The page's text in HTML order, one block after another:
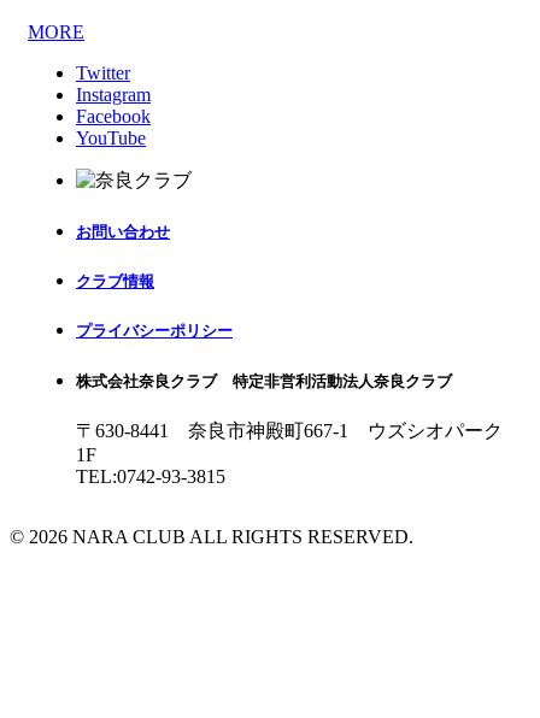
MORE
Twitter
Instagram
Facebook
YouTube
お問い合わせ
クラブ情報
プライバシーポリシー
株式会社奈良クラブ 特定非営利活動法人奈良クラブ
〒630-8441 奈良市神殿町667-1
ウズシオパーク
1F
TEL:0742-93-3815
© 2026 NARA CLUB ALL RIGHTS RESERVED.